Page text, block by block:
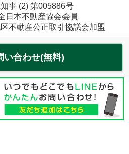
事 (2) 第005886号
日本不動産協会会員
不動産公正取引協議会加盟
い合わせ(無料)